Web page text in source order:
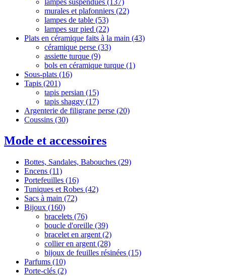
murales et plafonniers (22)
lampes de table (53)
lampes sur pied (22)
Plats en céramique faits à la main (43)
céramique perse (33)
assiette turque (9)
‌‌bols en céramique turque (1)
Sous-plats (16)
Tapis (201)
tapis persian (15)
tapis shaggy (17)
Argenterie de filigrane perse (20)
Coussins (30)
Mode et accessoires
Bottes, Sandales, Babouches (29)
Encens (11)
Portefeuilles (16)
Tuniques et Robes (42)
Sacs à main (72)
Bijoux (160)
bracelets (76)
boucle d'oreille (39)
bracelet en argent (2)
collier en argent (28)
bijoux de feuilles résinées (15)
Parfums (10)
Porte-clés (2)